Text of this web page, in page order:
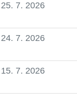
25. 7. 2026
24. 7. 2026
15. 7. 2026